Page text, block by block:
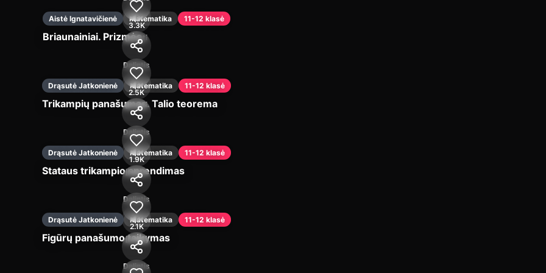
Įjungti
Aistė Ignatavičienė Matematika 11-12 klasė
Briaunainiai. Prizmės
3.3K
Dalintis
Įjungti
Drąsutė Jatkonienė Matematika 11-12 klasė
Trikampių panašumas. Talio teorema
2.5K
Dalintis
Įjungti
Drąsutė Jatkonienė Matematika 11-12 klasė
Stataus trikampio sprendimas
1.9K
Dalintis
Įjungti
Drąsutė Jatkonienė Matematika 11-12 klasė
Figūrų panašumo taikymas
2.1K
Dalintis